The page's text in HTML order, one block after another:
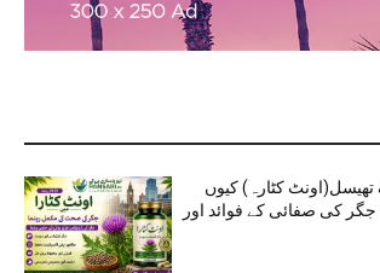
کٹارہ) کیوں
جگر کی صفائی کے فوائد اور